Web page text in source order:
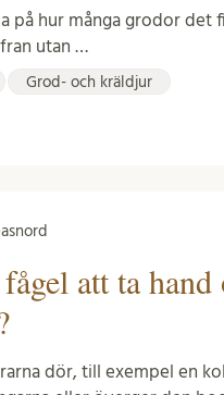
på hur många grodor det
utan …
Grod- och kräldjur
att ta
dör, till exempel en